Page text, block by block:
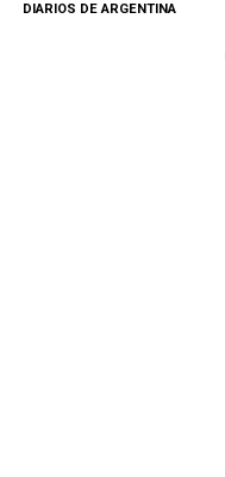
DIARIOS DE ARGENTINA